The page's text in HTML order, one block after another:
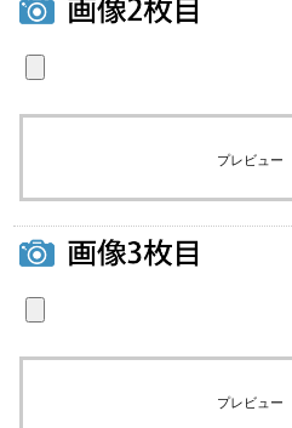
プレビュー
プレビュー